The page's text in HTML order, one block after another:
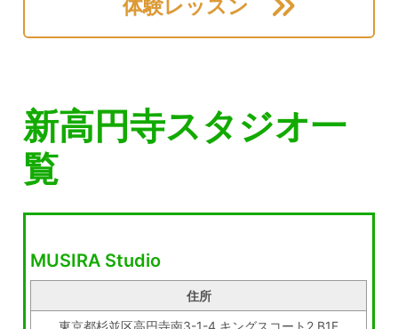
体験レッスン
新高円寺スタジオ一
覧
MUSIRA Studio
住所